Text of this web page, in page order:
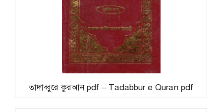
তাদাব্বুরে কুরআন pdf – Tadabbur e Quran pdf